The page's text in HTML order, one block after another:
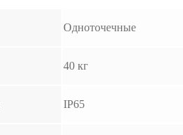
Одноточечные
40 кг
IP65